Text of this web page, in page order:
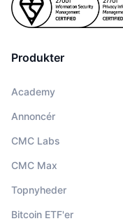
Produkter
Academy
Annoncér
CMC Labs
CMC Max
Topnyheder
Bitcoin ETF'er